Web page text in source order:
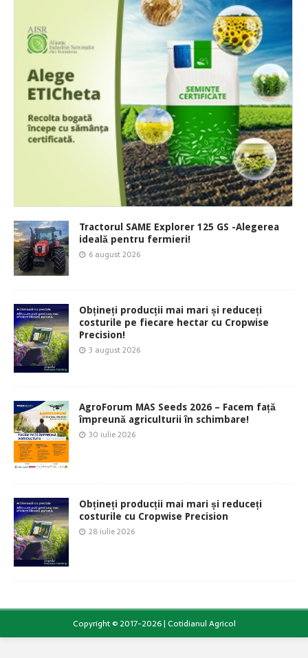
Tractorul SAME Explorer 125 GS -Alegerea
ideală pentru fermieri!
6 august 2026
Obțineți producții mai mari și reduceți
costurile pe fiecare hectar cu Cropwise
Precision!
3 august 2026
AgroForum MAS Seeds 2026 – Facem față
împreună agriculturii în schimbare!
30 iulie 2026
Obțineți producții mai mari și reduceți
costurile cu Cropwise Precision
28 iulie 2026
Copyright © 2017-2026 | Cotidianul Agricol